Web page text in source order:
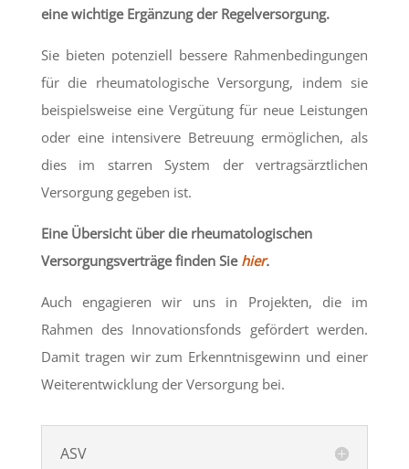
eine wichtige Ergänzung der Regelversorgung.
Sie bieten potenziell bessere Rahmenbedingungen
für die rheumatologische Versorgung, indem sie
beispielsweise eine Vergütung für neue Leistungen
oder eine intensivere Betreuung ermöglichen, als
dies im starren System der vertragsärztlichen
Versorgung gegeben ist.
Eine Übersicht über die rheumatologischen
Versorgungsverträge finden Sie hier.
Auch engagieren wir uns in Projekten, die im
Rahmen des Innovationsfonds gefördert werden.
Damit tragen wir zum Erkenntnisgewinn und einer
Weiterentwicklung der Versorgung bei.
ASV